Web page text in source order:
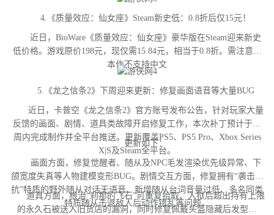
4.《质量效应：仙女座》Steam新史低：0.8折后仅15元！
近日，BioWare《质量效应：仙女座》豪华版在Steam迎来新史
低价格。游戏原价198元，现仅需15.84元，相当于0.8折。需注意，
本作不支持中文
5.《龙之信条2》下周迎来更新：修复画面语音等大量BUG
近日，卡普空《龙之信条2》官方账号发布公告，针对玩家大量
反馈的画面、剧情、道具类故障开启修复工作，本次补丁预计于下
周内完成制作并全平台推送。更新覆盖PS5、PS5 Pro、Xbox Series
X|S及Steam全平台。
更新如下：
画面方面，修复觉醒者、随从及NPC毛发渲染优先级异常、下
颌宽度失真等人物建模变形BUG。剧情交互方面，修复拥有“袭击对
抗”特质的野外随从对话无语音、新增随从台词音量过低、多名同类
特质随从击退敌人后动作错乱等问题。
道具方面，根治“刹那的飞石”可重复拾取、入狱后超出持有上限
的永久石被送入旧货店的漏洞，同时修复佩戴头盔隐藏后发型异